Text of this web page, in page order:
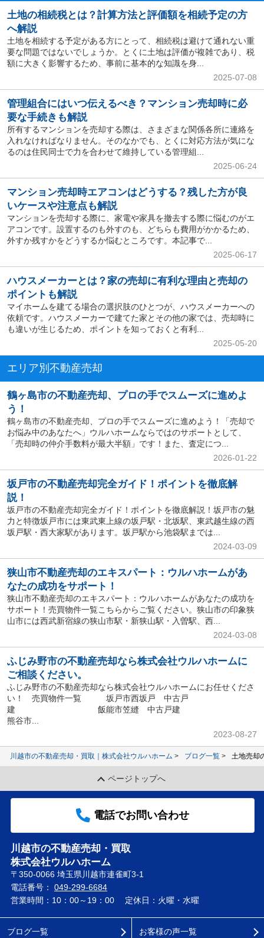
土地の相続税とは？計算方法と評価額を相続予定の方
へ解説
土地を相続する予定がある方にとって、相続税は避けて通れない重
要な問題ではないでしょうか。とくに土地は評価が複雑であり、税
額に大きく影響するため、事前に基本的な知識を身...
2025-07-08
管理組合にはいつ伝えるべき？マンション売却時に必
要な手続きも解説
所有するマンションを売却する際は、さまざまな関係各所に連絡を
入れなければなりません。そのなかでも、とくに対応方法が気にな
るのは住民同士で力を合わせて維持している管理組...
2025-06-24
マンション売却時エアコンはどうする？残した方が良
いケースや注意点も解説
マンションを売却する際に、家電や家具を撤去する際に悩むのがエ
アコンです。設置するのも外すのも、どちらも費用がかかるため、
外すか残すかをどうするか悩むところです。本記事で...
2025-06-17
ハウスメーカーとは？家の売却に有利な理由と売却の
ポイントも解説
マイホームを建てる場合の選択肢のひとつが、ハウスメーカーへの
依頼です。ハウスメーカーで建てた家とその他の家では、売却時に
も違いが生じるため、ポイントを知っておくと有利...
2025-05-20
エリア別不動産売却
鶴ヶ島市の不動産売却、プロの手でスムーズに進めよ
う！
鶴ヶ島市の不動産売却、プロの手でスムーズに進めよう！「売却で
お悩み中のあなたへ」ウルハホームならではのサポートとして、
「売却時の仲介手数料が最大半額」です！また、査定につ...
2026-01-22
坂戸市の不動産売却完全ガイド！ポイントを徹底解
説！
坂戸市の不動産売却完全ガイド！ポイントを徹底解説！坂戸市の魅
力と特徴坂戸市には東武東上線の坂戸駅・北坂駅、東武越生線の西
坂戸駅・西大家駅があります。坂戸駅から池袋駅までは...
2024-03-09
狭山市不動産売却のエキスパート：ウルハホームがあ
なたの成功をサポート！
狭山市不動産売却のエキスパート：ウルハホームがあなたの成功を
サポート！売買物件一覧こちらからご覧ください。狭山市の印象狭
山市には西武新宿線の狭山市駅・新狭山駅・入曽駅、西...
2024-03-08
ふじみ野市の不動産売却なら株式会社ウルハホームに
ご相談ください。
ふじみ野市の不動産売却なら株式会社ウルハホームにお任せくださ
い！ 売買物件一覧 坂戸市西坂戸 中古戸
建 飯能市笠縫 中古戸建
熊谷市...
2023-08-27
川越市の不動産売却・買取｜株式会社ウルハホーム ブログ一覧 土地売却
ページトップへ
電話でお問い合わせ
川越市の不動産売却・買取
株式会社ウルハホーム
〒350-0066 埼玉県川越市連雀町3-1
電話番号： 049-299-6684
営業時間：10：00～19：00
定休日：火曜・水曜
ブログ一覧 お客様の声一覧